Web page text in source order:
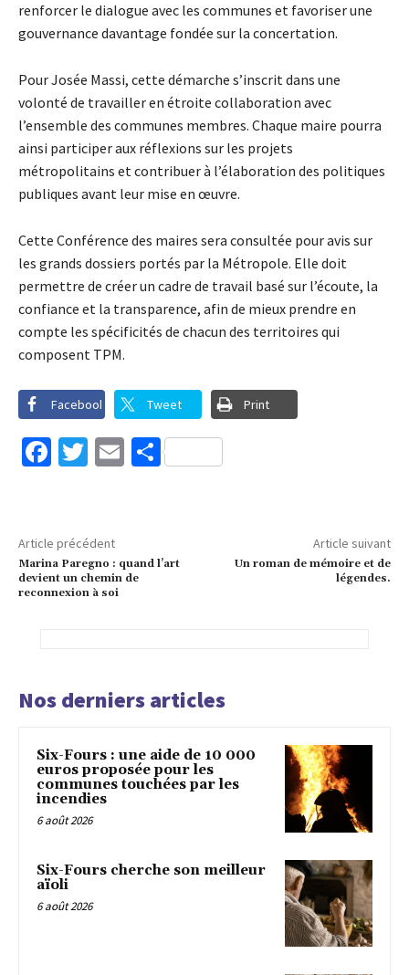
renforcer le dialogue avec les communes et favoriser une
gouvernance davantage fondée sur la concertation.
Pour Josée Massi, cette démarche s’inscrit dans une
volonté de travailler en étroite collaboration avec
l’ensemble des communes membres. Chaque maire pourra
ainsi participer aux réflexions sur les projets
métropolitains et contribuer à l’élaboration des politiques
publiques avant leur mise en œuvre.
Cette Conférence des maires sera consultée pour avis sur
les grands dossiers portés par la Métropole. Elle doit
permettre de créer un cadre de travail basé sur l’écoute, la
confiance et la transparence, afin de mieux prendre en
compte les spécificités de chacun des territoires qui
composent TPM.
Facebook Tweet Print
Facebook
Twitter
EmailPartager
Article précédent
Marina Paregno : quand l’art
devient un chemin de
reconnexion à soi
Article suivant
Un roman de mémoire et de
légendes.
Nos derniers articles
Six-Fours : une aide de 10 000
euros proposée pour les
communes touchées par les
incendies
6 août 2026
Six-Fours cherche son meilleur
aïoli
6 août 2026